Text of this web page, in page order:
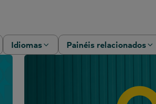
Idiomas Painéis relacionados
Painel de Moda